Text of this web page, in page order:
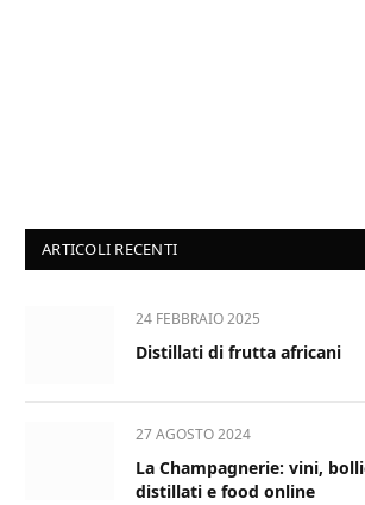
ARTICOLI RECENTI
24 FEBBRAIO 2025
Distillati di frutta africani
27 AGOSTO 2024
La Champagnerie: vini,
distillati e food online